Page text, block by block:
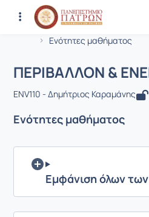
Αρχική Σελίδα
Ενότητες μαθήματος
Μάθημα :
Κωδικός : ENV110
ΠΕΡΙΒΑΛΛΟΝ &
ENV110 - Δημήτριος Καραμάνης
Ενότητες μαθήματος
Εμφάνιση όλων